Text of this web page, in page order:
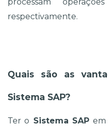
respectivamente.
Quais são as
Sistema SAP?
Ter o Sistema SAP